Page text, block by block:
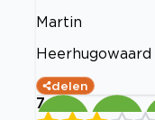
Martin
Heerhugowaard
delen
7